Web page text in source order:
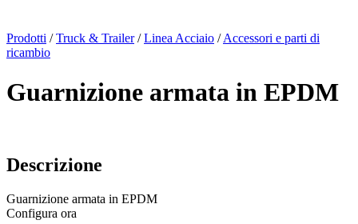
Prodotti /Truck & Trailer/Linea Acciaio /Accessori e parti di
ricambio
Guarnizione armata in EPDM
Descrizione
Guarnizione armata in EPDM
Configura ora